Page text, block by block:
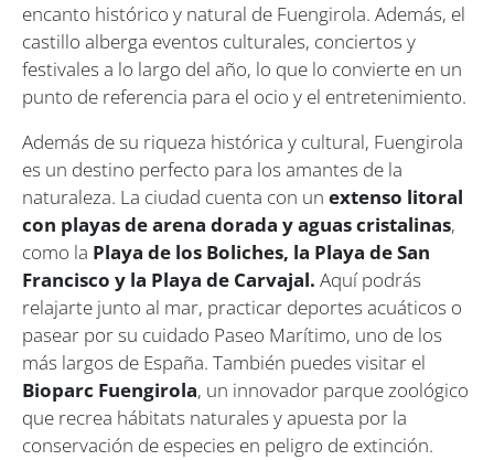
encanto histórico y natural de Fuengirola. Además, el
castillo alberga eventos culturales, conciertos y
festivales a lo largo del año, lo que lo convierte en un
punto de referencia para el ocio y el entretenimiento.
Además de su riqueza histórica y cultural, Fuengirola
es un destino perfecto para los amantes de la
naturaleza. La ciudad cuenta con un extenso litoral
con playas de arena dorada y aguas cristalinas,
como la Playa de los Boliches, la Playa de San
Francisco y la Playa de Carvajal. Aquí podrás
relajarte junto al mar, practicar deportes acuáticos o
pasear por su cuidado Paseo Marítimo, uno de los
más largos de España. También puedes visitar el
Bioparc Fuengirola, un innovador parque zoológico
que recrea hábitats naturales y apuesta por la
conservación de especies en peligro de extinción.